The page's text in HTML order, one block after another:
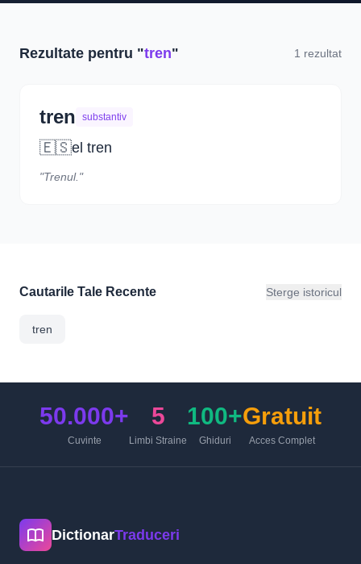
Rezultate pentru "tren" 1 rezultat
tren substantiv
🇪🇸el tren
"Trenul."
Cautarile Tale Recente Sterge istoricul
tren
50.000+
Cuvinte
5
Limbi Straine
100+
Ghiduri
Gratuit
Acces Complet
DictionarTraduceri